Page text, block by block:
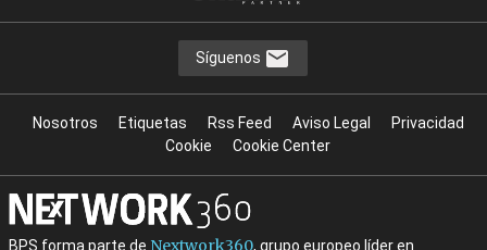
Síguenos
Nosotros Etiquetas Rss Feed Aviso Legal
Privacidad
Cookie
Cookie Center
BPS forma parte de Nextwork360, grupo europeo líder en